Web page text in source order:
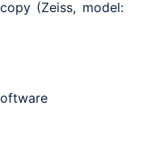
(Zeiss, model: